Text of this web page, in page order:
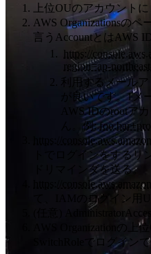
上位OUのアカウント
AWS Organizationsの
言うAccountとはAWS
https://
region=ap-northeast-
利用するメール
が良いです。1メ
AWS IDのrootア
ん。例:
https://
トでログインをするリ
ドリマインダを送る。
https://
て、IAMのログイン用
(任意)
AWS Organizationの上
SwitchRoleでログイン